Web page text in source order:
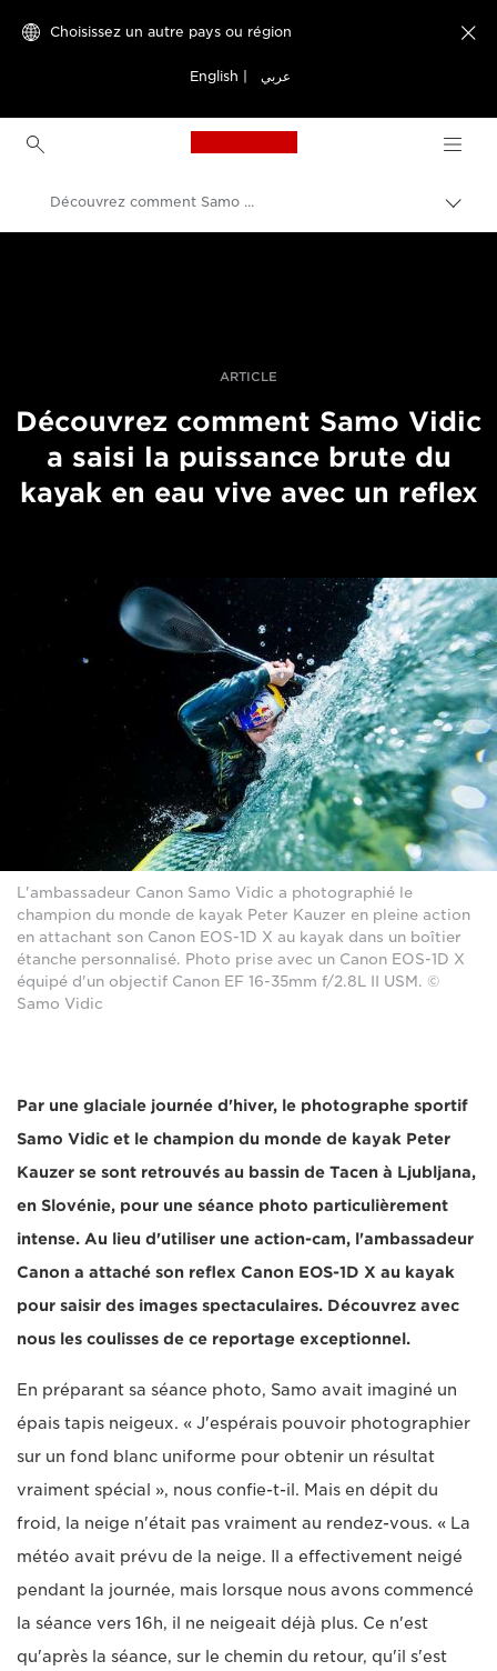
Choisissez un autre pays ou région
English عربي

Canon Logo, back to
entre
Découvrez comment Samo Vidic a saisi la puissance brute du kayak en eau vive avec un reflex
ARTICLE
Découvrez comment Samo Vidic
a saisi la puissance brute du
kayak en eau vive avec un reflex
L'ambassadeur Canon Samo Vidic a photographié le
champion du monde de kayak Peter Kauzer en pleine action
en attachant son Canon EOS-1D X au kayak dans un boîtier
étanche personnalisé. Photo prise avec un Canon EOS-1D X
équipé d'un objectif Canon EF 16-35mm f/2.8L II USM. ©
Samo Vidic
Par une glaciale journée d'hiver, le photographe sportif
Samo Vidic et le champion du monde de kayak Peter
Kauzer se sont retrouvés au bassin de Tacen à Ljubljana,
en Slovénie, pour une séance photo particulièrement
intense. Au lieu d'utiliser une action-cam, l'ambassadeur
Canon a attaché son reflex Canon EOS-1D X au kayak
pour saisir des images spectaculaires. Découvrez avec
nous les coulisses de ce reportage exceptionnel.
En préparant sa séance photo, Samo avait imaginé un
épais tapis neigeux. « J'espérais pouvoir photographier
sur un fond blanc uniforme pour obtenir un résultat
vraiment spécial », nous confie-t-il. Mais en dépit du
froid, la neige n'était pas vraiment au rendez-vous. « La
météo avait prévu de la neige. Il a effectivement neigé
pendant la journée, mais lorsque nous avons commencé
la séance vers 16h, il ne neigeait déjà plus. Ce n'est
qu'après la séance, sur le chemin du retour, qu'il s'est